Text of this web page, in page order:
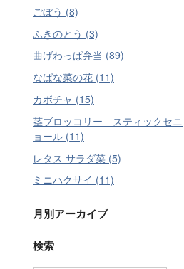
ごぼう (8)
ふきのとう (3)
曲げわっぱ弁当 (89)
なばな菜の花 (11)
カボチャ (15)
茎ブロッコリー スティックセニ
ョール (11)
レタス サラダ菜 (5)
ミニハクサイ (11)
月別アーカイブ
検索